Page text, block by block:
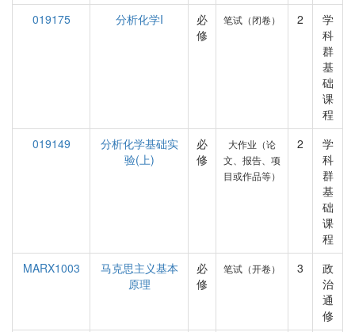
019175
分析化学I
必
修
笔试（闭卷） 2
学
科
群
基
础
课
程
019149
分析化学基础实
验(上)
必
修
大作业（论
文、报告、项
目或作品等）
2
学
科
群
基
础
课
程
MARX1003
马克思主义基本
原理
必
修
笔试（开卷） 3
政
治
通
修